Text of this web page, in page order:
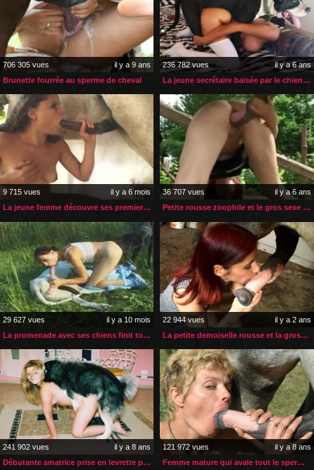
706 305 vues
il y a 9 ans
Brunette fourrée au sperme de cheval
236 782 vues
il y a 6 ans
La jeune secrétaire baisée par le chien de sa patronne
9 715 vues
il y a 6 mois
La jeune femme découvre ses premiers émois avec son cheval
36 707 vues
il y a 6 ans
Petite rousse zoophile et le gros sexe d’un cheval
29 627 vues
il y a 10 mois
La promenade avec ses chiens finit toujours en partouse zoophile
22 944 vues
il y a 2 ans
La petite demoiselle rousse et la grosse bite de cheval
241 902 vues
il y a 8 ans
Débutante amatrice prise en levrette par son chien
121 972 vues
il y a 8 ans
Femme mature qui avale tout le sperme de son cheval